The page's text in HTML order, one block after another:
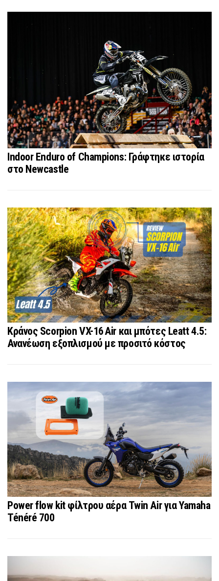
Indoor Enduro of Champions: Γράφτηκε ιστορία
στο Newcastle
Κράνος Scorpion VX-16 Air και μπότες Leatt 4.5:
Ανανέωση εξοπλισμού με προσιτό κόστος
Power flow kit φίλτρου αέρα Twin Air για Yamaha
Ténéré 700